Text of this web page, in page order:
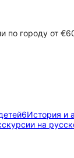
по городу от
6История и
на